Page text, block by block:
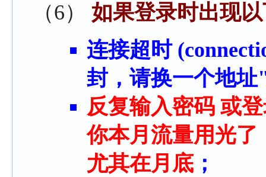
（6） 如果登录时出现
连接超时
封，请换一个地
反复输入密码 或
你本月流量用光了
尤其在月底 ；